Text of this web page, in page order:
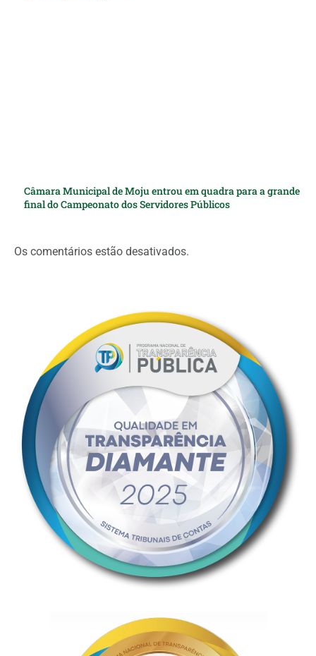
Câmara Municipal de Moju entrou em quadra para a grande
final do Campeonato dos Servidores Públicos
Os comentários estão desativados.